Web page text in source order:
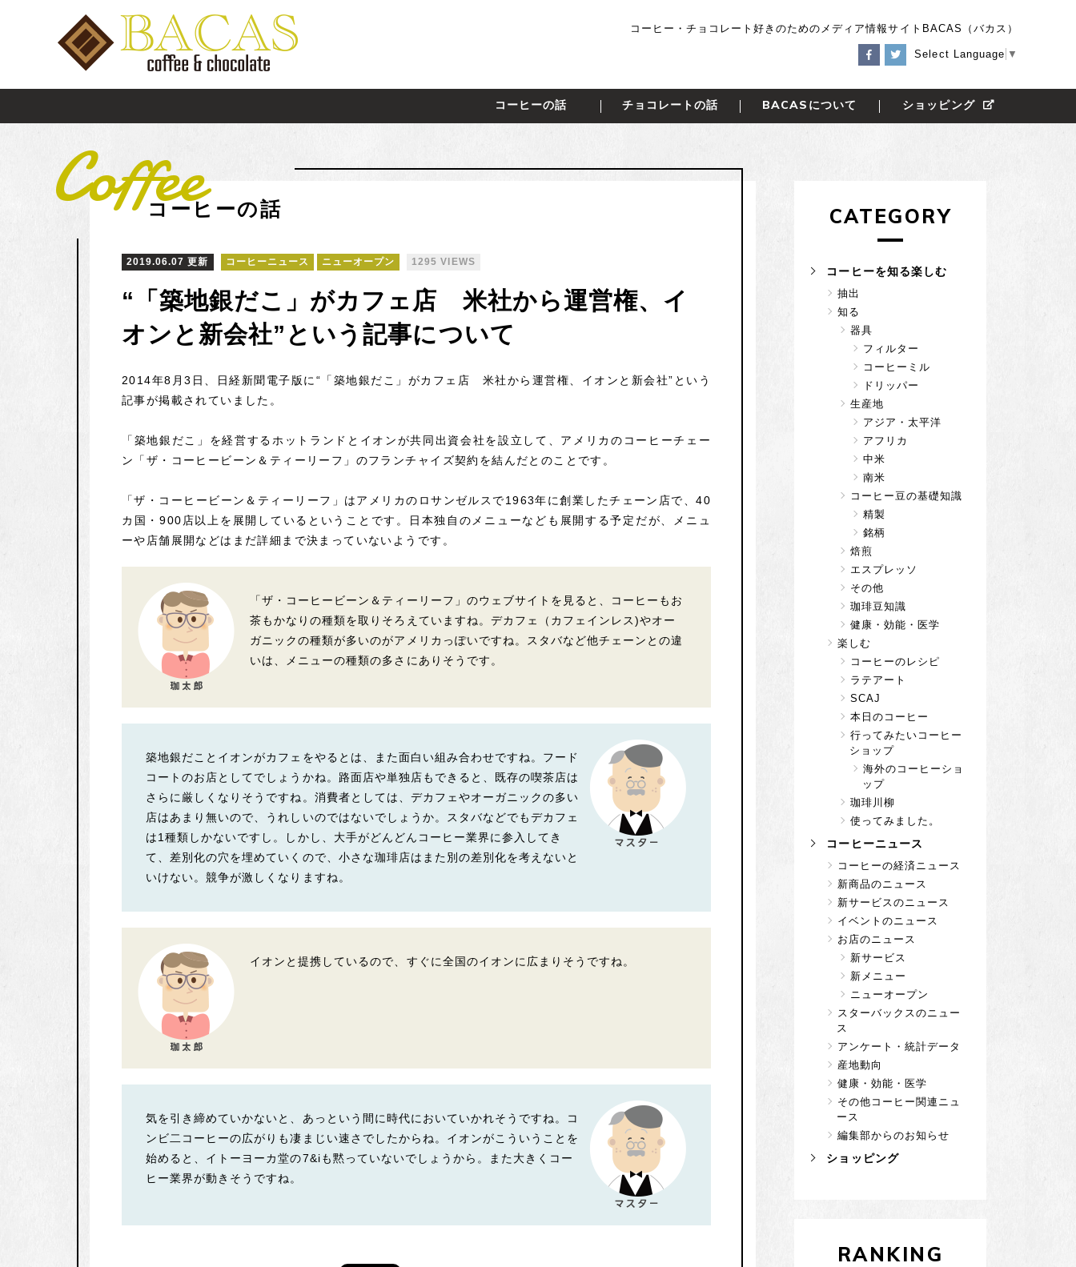
コーヒー・チョコレート好きのためのメディア情報サイトBACAS（バカス）
Select Language ▼
コーヒーの話 チョコレートの話 BACAS について ショッピング
Coffeeコーヒーの話
2019.06.07 更新 コーヒーニュース ニューオープン 1295 VIEWS
“「築地銀だこ」がカフェ店 米社から運営権、イ
オンと新会社”という記事について
2014年8月3日、日経新聞電子版に“「築地銀だこ」がカフェ店 米社から運営権、イオンと新会社”という
記事が掲載されていました。
「築地銀だこ」を経営するホットランドとイオンが共同出資会社を設立して、アメリカのコーヒーチェー
ン「ザ・コーヒービーン＆ティーリーフ」のフランチャイズ契約を結んだとのことです。
「ザ・コーヒービーン＆ティーリーフ」はアメリカのロサンゼルスで1963年に創業したチェーン店で、40
カ国・900店以上を展開しているということです。日本独自のメニューなども展開する予定だが、メニュ
ーや店舗展開などはまだ詳細まで決まっていないようです。
「ザ・コーヒービーン＆ティーリーフ」のウェブサイトを見ると、コーヒーもお
茶もかなりの種類を取りそろえていますね。デカフェ（カフェインレス)やオー
ガニックの種類が多いのがアメリカっぽいですね。スタバなど他チェーンとの違
いは、メニューの種類の多さにありそうです。
築地銀だことイオンがカフェをやるとは、また面白い組み合わせですね。フード
コートのお店としてでしょうかね。路面店や単独店もできると、既存の喫茶店は
さらに厳しくなりそうですね。消費者としては、デカフェやオーガニックの多い
店はあまり無いので、うれしいのではないでしょうか。スタバなどでもデカフェ
は1種類しかないですし。しかし、大手がどんどんコーヒー業界に参入してき
て、差別化の穴を埋めていくので、小さな珈琲店はまた別の差別化を考えないと
いけない。競争が激しくなりますね。
イオンと提携しているので、すぐに全国のイオンに広まりそうですね。
気を引き締めていかないと、あっという間に時代においていかれそうですね。コ
ンビ二コーヒーの広がりも凄まじい速さでしたからね。イオンがこういうことを
始めると、イトーヨーカ堂の7&iも黙っていないでしょうから。また大きくコー
ヒー業界が動きそうですね。
CATEGORY
コーヒーを知る楽しむ
抽出
知る
器具
フィルター
コーヒーミル
ドリッパー
生産地
アジア・太平洋
アフリカ
中米
南米
コーヒー豆の基礎知識
精製
銘柄
焙煎
エスプレッソ
その他
珈琲豆知識
健康・効能・医学
楽しむ
コーヒーのレシピ
ラテアート
SCAJ
本日のコーヒー
行ってみたいコーヒー
ショップ
海外のコーヒーショ
ップ
珈琲川柳
使ってみました。
コーヒーニュース
コーヒーの経済ニュース
新商品のニュース
新サービスのニュース
イベントのニュース
お店のニュース
新サービス
新メニュー
ニューオープン
スターバックスのニュー
ス
アンケート・統計データ
産地動向
健康・効能・医学
その他コーヒー関連ニュ
ース
編集部からのお知らせ
ショッピング
RANKING